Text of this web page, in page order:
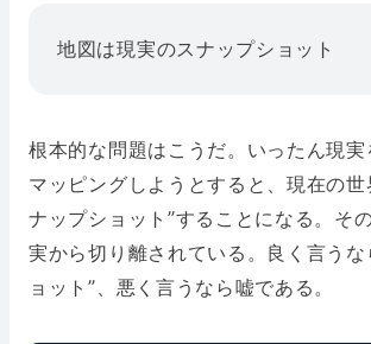
地図は現実のスナップショット
根本的な問題はこうだ。いったん現実
マッピングしようとすると、現在の世
ナップショット”することになる。そ
実から切り離されている。良く言うな
ョット”、悪く言うなら嘘である。